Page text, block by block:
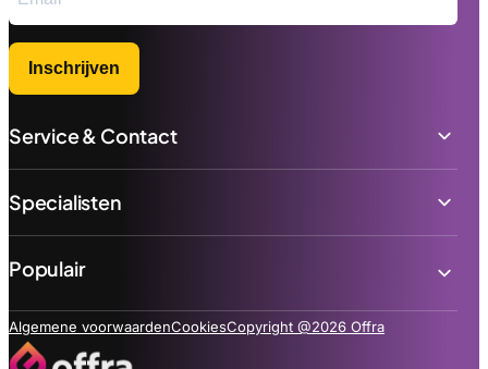
Inschrijven
Service & Contact
Specialisten
Populair
Algemene voorwaardenCookiesCopyright @2026 Offra